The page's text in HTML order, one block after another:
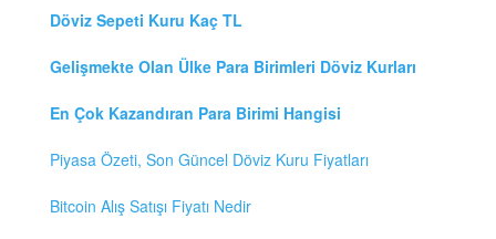
Döviz Sepeti Kuru Kaç TL
Gelişmekte Olan Ülke Para Birimleri Döviz Kurları
En Çok Kazandıran Para Birimi Hangisi
Piyasa Özeti, Son Güncel Döviz Kuru Fiyatları
Bitcoin Alış Satışı Fiyatı Nedir